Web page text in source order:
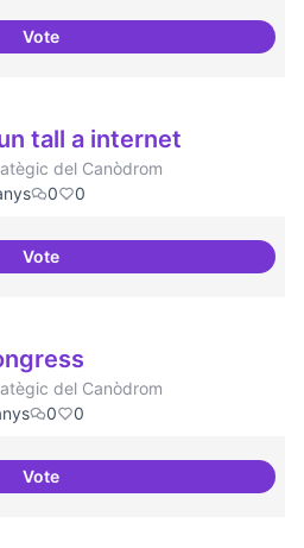
VoteIniciativa Legislativa Popular
tall a internet
del Canòdrom
0 0
VoteRefugi en cas d'un tall a internet
del Canòdrom
0 0
VoteMobile Social Congress